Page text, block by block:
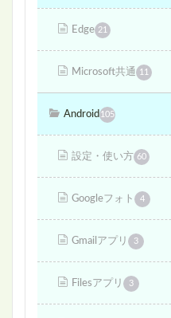
Edge 21
Microsoft共通 11
Android 105
設定・使い方 60
Googleフォト 4
Gmailアプリ 3
Filesアプリ 3